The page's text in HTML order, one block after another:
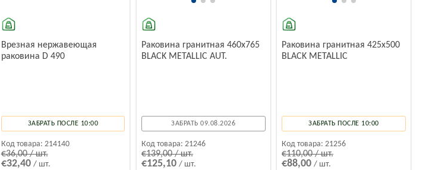
Врезная нержавеющая
раковина D 490
ЗАБРАТЬ ПОСЛЕ 10:00
Код товара: 214140
€36,00 / шт.
€32,40 / шт.
Раковина гранитная 460x765
BLACK METALLIC AUT.
ЗАБРАТЬ 09.08.2026
Код товара: 21246
€139,00 / шт.
€125,10 / шт.
Раковина гранитная 425x500
BLACK METALLIC
ЗАБРАТЬ ПОСЛЕ 10:00
Код товара: 21256
€110,00 / шт.
€88,00/ шт.